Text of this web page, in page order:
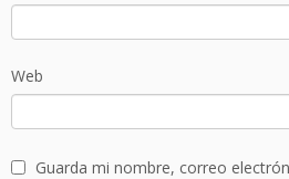
Web
Guarda mi nombre, correo